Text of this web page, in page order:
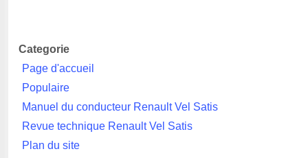
Categorie
Page d'accueil
Populaire
Manuel du conducteur Renault Vel Satis
Revue technique Renault Vel Satis
Plan du site